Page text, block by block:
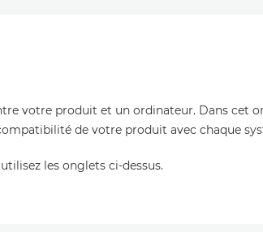
votre produit et un ordinateur. Dans cet
de votre produit avec chaque
les onglets ci-dessus.